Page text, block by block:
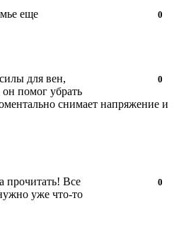
Нравится!
0
еще
Нравится!
0
для вен,
он помог убрать
снимает напряжение и
Нравится!
0
прочитать! Все
уже что-то